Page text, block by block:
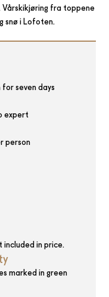
Vårskikjøring fra toppene
snø i Lofoten.
seven days
expert
person
in price.
marked in green